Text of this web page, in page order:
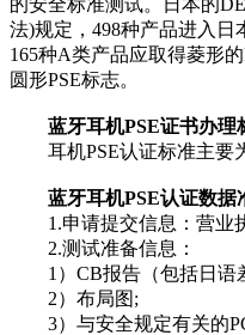
法)规定，498种产品进入日
165种A类产品应取得菱形
圆形PSE标志。
蓝牙耳机PSE证书办理
耳机PSE认证标准主要为
蓝牙耳机PSE认证数据
1.申请提交信息：营业
2.测试准备信息：
1）CB报告（包括日语
2）布局图;
3）与安全规定有关的